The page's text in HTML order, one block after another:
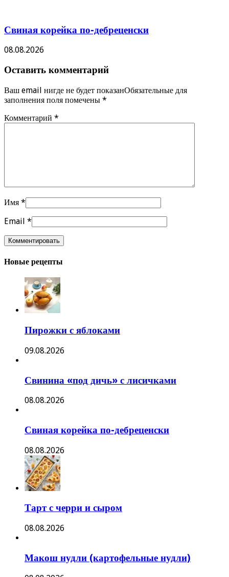
Свиная корейка по-дебреценски
08.08.2026
Оставить комментарий
Ваш email нигде не будет показанОбязательные для
заполнения поля помечены *
Комментарий *
Имя *
Email *
Новые рецепты
Пирожки с яблоками
09.08.2026
Свинина «под дичь» с лисичками
08.08.2026
Свиная корейка по-дебреценски
08.08.2026
Тарт с черри и сыром
08.08.2026
Макош нудли (картофельные нудли)